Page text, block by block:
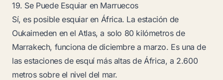
19. Se Puede Esquiar en Marruecos
Sí, es posible esquiar en África. La estación de
Oukaimeden en el Atlas, a solo 80 kilómetros de
Marrakech, funciona de diciembre a marzo. Es una de
las estaciones de esquí más altas de África, a 2.600
metros sobre el nivel del mar.